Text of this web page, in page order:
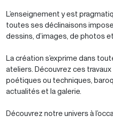
L’enseignement y est
toutes ses déclinaisons
dessins, d’images, de photos
La création s’exprime dans
ateliers. Découvrez ces
poétiques ou techniques,
actualités et la galerie.
Découvrez notre univers à